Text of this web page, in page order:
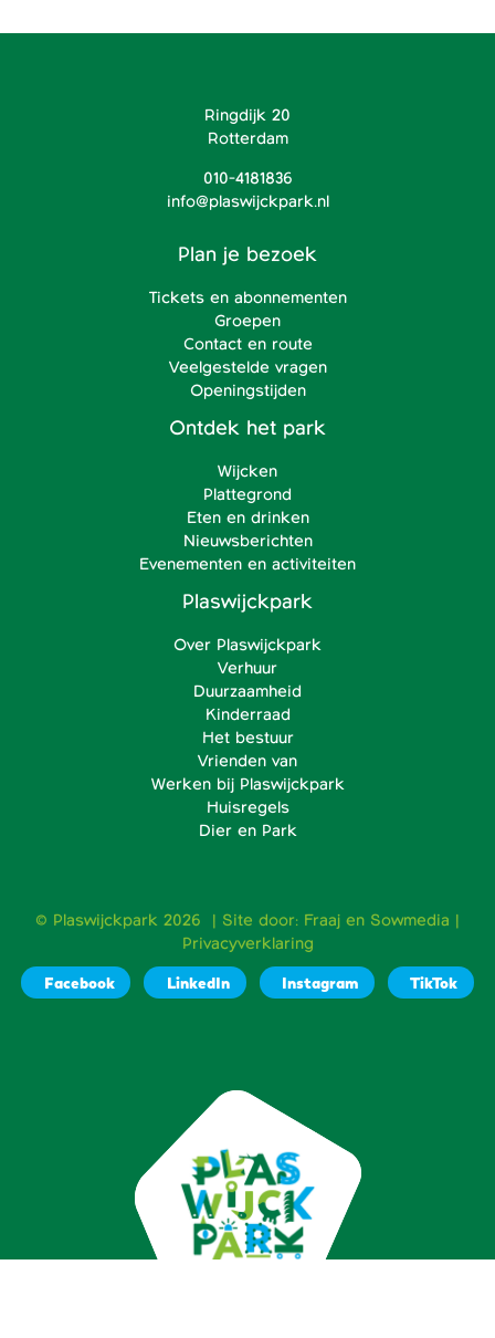
Ringdijk 20
Rotterdam
010-4181836
info@plaswijckpark.nl
Plan je bezoek
Tickets en abonnementen
Groepen
Contact en route
Veelgestelde vragen
Openingstijden
Ontdek het park
Wijcken
Plattegrond
Eten en drinken
Nieuwsberichten
Evenementen en activiteiten
Plaswijckpark
Over Plaswijckpark
Verhuur
Duurzaamheid
Kinderraad
Het bestuur
Vrienden van
Werken bij Plaswijckpark
Huisregels
Dier en Park
© Plaswijckpark 2026 | Site door: Fraaj en Sowmedia |
Privacyverklaring
Facebook
LinkedIn Instagram TikTok